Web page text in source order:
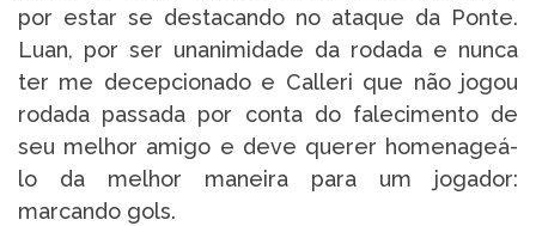
por estar se destacando no ataque da Ponte.
Luan, por ser unanimidade da rodada e nunca
ter me decepcionado e Calleri que não jogou
rodada passada por conta do falecimento de
seu melhor amigo e deve querer homenageá-
lo da melhor maneira para um jogador:
marcando gols.